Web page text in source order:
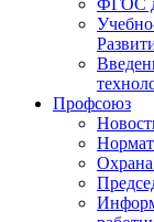
ФГОС
Профсоюз
Охрана